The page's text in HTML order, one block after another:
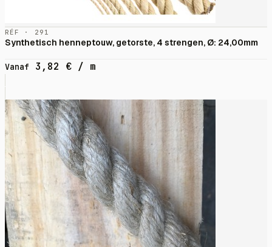
RÉF · 291
Synthetisch henneptouw, getorste, 4 strengen, Ø: 24,00mm
Vanaf 3,82 € / m